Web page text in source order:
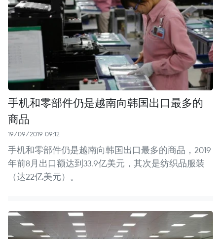
手机和零部件仍是越南向韩国出口最多的
商品
19/09/2019 09:12
手机和零部件仍是越南向韩国出口最多的商品，2019
年前8月出口额达到33.9亿美元，其次是纺织品服装
（达22亿美元）。